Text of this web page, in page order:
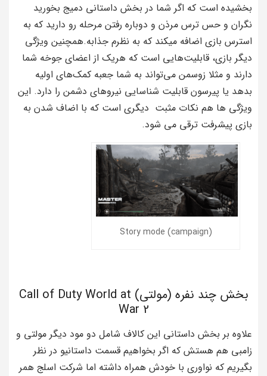
بخشیده است که اگر شما در بخش داستانی دمیج بخورید
نگران و حس ترس مرذن و دوباره رفتن مرحله رو دارید که به
استرس بازی اضافه میکند که به نظرم جذابه.همچنین ویژگی
دیگر بازی، قابلیت‌هایی است که هریک از اعضای جوخه شما
دارند و مثلا زوسمن می‌تواند به شما جعبه کمک‌های اولیه
بدهد یا پیرسون قابلیت شناسایی نیرو‌های دشمن را دارد. این
ویژگی ها هم نکات مثبت دیگری است که با اضاف شدن به
بازی پیشرفت ترقی می شود.
Story mode (campaign)
بخش چند نفره (مولتی) Call of Duty World at
War 2
علاوه بر بخش داستانی این کالاف شامل دو مود دیگر مولتی و
زامبی هم هستش که اگر بخواهیم قسمت داستانیو در نظر
بگیریم که نواوری با خودش همراه داشته اما شرکت اسلج همر